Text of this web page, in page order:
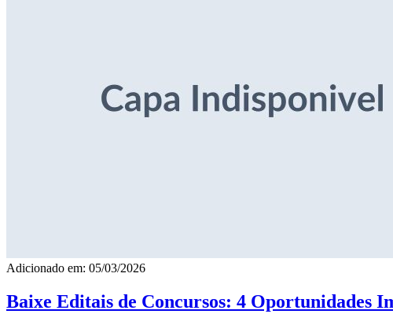
Adicionado em: 05/03/2026
Baixe Editais de Concursos: 4 Oportunidades